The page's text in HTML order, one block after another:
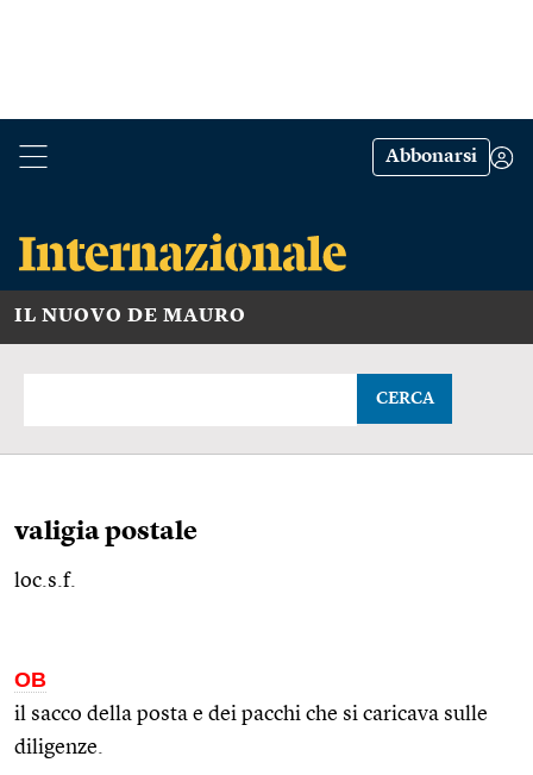
Abbonarsi
IL NUOVO DE MAURO
CERCA
valigia postale
loc.s.f.
OB
il sacco della posta e dei pacchi che si caricava sulle
diligenze.